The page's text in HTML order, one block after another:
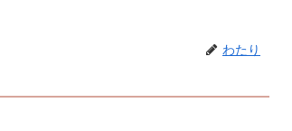
わたり